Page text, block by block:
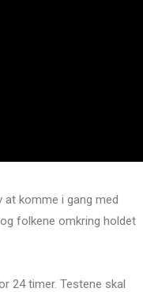
at komme i gang med
folkene omkring holdet
24 timer. Testene skal